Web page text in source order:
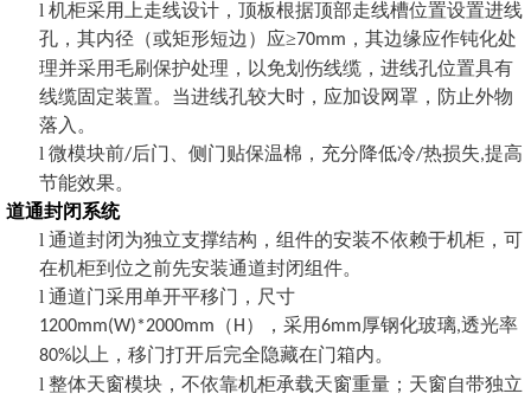
l 机柜采用上走线设计，顶板根据顶部走线槽位置设置进线
孔，其内径（或矩形短边）应≥70mm ，其边缘应作钝化处
理并采用毛刷保护处理，以免划伤线缆，进线孔位置具有
线缆固定装置。当进线孔较大时，应加设网罩，防止外物
落入。
l 微模块前/后门、侧门贴保温棉，充分降低冷/热损失,提高
节能效果。
道通封闭系统
l 通道封闭为独立支撑结构，组件的安装不依赖于机柜，可
在机柜到位之前先安装通道封闭组件。
l 通道门采用单开平移门，尺寸
1200mm(W)*2000mm （ H ），采用6mm厚钢化玻璃,透光率
80%以上，移门打开后完全隐藏在门箱内。
l 整体天窗模块，不依靠机柜承载天窗重量；天窗自带独立